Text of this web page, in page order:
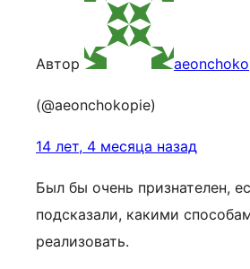
Автор
(@aeonchokopie)
14 лет, 4 месяца назад
Был бы очень признателен,
подсказали, какими
реализовать.